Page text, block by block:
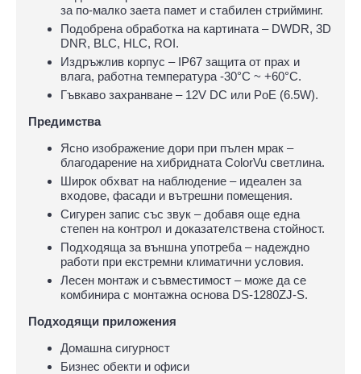
за по-малко заета памет и стабилен стрийминг.
Подобрена обработка на картината – DWDR, 3D
DNR, BLC, HLC, ROI.
Издръжлив корпус – IP67 защита от прах и
влага, работна температура -30°C ~ +60°C.
Гъвкаво захранване – 12V DC или PoE (6.5W).
Предимства
Ясно изображение дори при пълен мрак –
благодарение на хибридната ColorVu светлина.
Широк обхват на наблюдение – идеален за
входове, фасади и вътрешни помещения.
Сигурен запис със звук – добавя още една
степен на контрол и доказателствена стойност.
Подходяща за външна употреба – надеждно
работи при екстремни климатични условия.
Лесен монтаж и съвместимост – може да се
комбинира с монтажна основа DS-1280ZJ-S.
Подходящи приложения
Домашна сигурност
Бизнес обекти и офиси